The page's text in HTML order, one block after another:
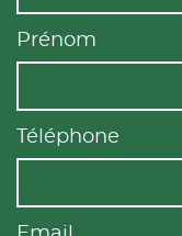
Prénom
Téléphone